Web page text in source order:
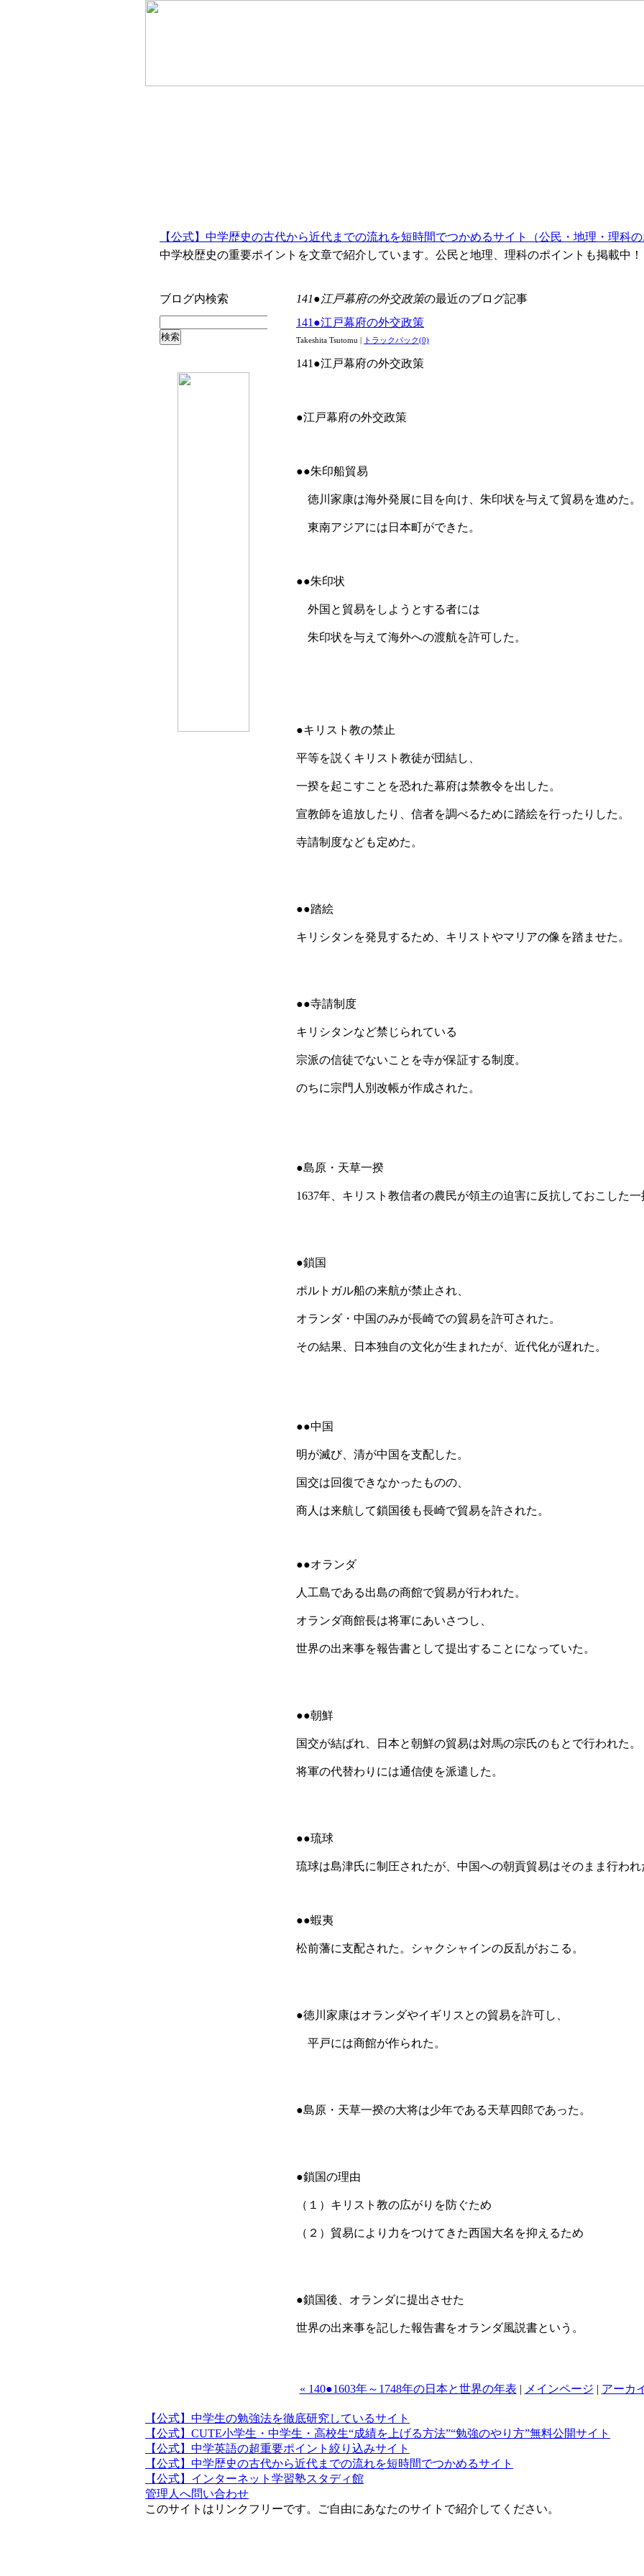
【公式】中学歴史の古代から近代までの流れを短時間でつかめるサイト（公民・地理・理科
中学校歴史の重要ポイントを文章で紹介しています。公民と地理、理科のポイントも掲載中！
141●江戸幕府の外交政策の最近のブログ記事
141●江戸幕府の外交政策
Takeshita Tsutomu | トラックバック(0)
141●江戸幕府の外交政策
●江戸幕府の外交政策
●●朱印船貿易
徳川家康は海外発展に目を向け、朱印状を与えて貿易を進めた。
東南アジアには日本町ができた。
●●朱印状
外国と貿易をしようとする者には
朱印状を与えて海外への渡航を許可した。
●キリスト教の禁止
平等を説くキリスト教徒が団結し、
一揆を起こすことを恐れた幕府は禁教令を出した。
宣教師を追放したり、信者を調べるために踏絵を行ったりした。
寺請制度なども定めた。
●●踏絵
キリシタンを発見するため、キリストやマリアの像を踏ませた。
●●寺請制度
キリシタンなど禁じられている
宗派の信徒でないことを寺が保証する制度。
のちに宗門人別改帳が作成された。
●島原・天草一揆
1637年、キリスト教信者の農民が領主の迫害に反抗しておこした一
●鎖国
ポルトガル船の来航が禁止され、
オランダ・中国のみが長崎での貿易を許可された。
その結果、日本独自の文化が生まれたが、近代化が遅れた。
●●中国
明が滅び、清が中国を支配した。
国交は回復できなかったものの、
商人は来航して鎖国後も長崎で貿易を許された。
●●オランダ
人工島である出島の商館で貿易が行われた。
オランダ商館長は将軍にあいさつし、
世界の出来事を報告書として提出することになっていた。
●●朝鮮
国交が結ばれ、日本と朝鮮の貿易は対馬の宗氏のもとで行われた。
将軍の代替わりには通信使を派遣した。
●●琉球
琉球は島津氏に制圧されたが、中国への朝貢貿易はそのまま行われ
●●蝦夷
松前藩に支配された。シャクシャインの反乱がおこる。
●徳川家康はオランダやイギリスとの貿易を許可し、
平戸には商館が作られた。
●島原・天草一揆の大将は少年である天草四郎であった。
●鎖国の理由
（１）キリスト教の広がりを防ぐため
（２）貿易により力をつけてきた西国大名を抑えるため
●鎖国後、オランダに提出させた
世界の出来事を記した報告書をオランダ風説書という。
« 140●1603年～1748年の日本と世界の年表 | メインページ | アーカ
ブログ内検索
【公式】中学生の勉強法を徹底研究しているサイト
【公式】CUTE小学生・中学生・高校生“成績を上げる方法”“勉強のやり方”無料公開サイト
【公式】中学英語の超重要ポイント絞り込みサイト
【公式】中学歴史の古代から近代までの流れを短時間でつかめるサイト
【公式】インターネット学習塾スタディ館
管理人へ問い合わせ
このサイトはリンクフリーです。ご自由にあなたのサイトで紹介してください。